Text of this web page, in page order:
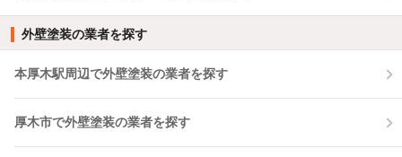
外壁塗装の業者を探す
本厚木駅周辺で外壁塗装の業者を探す
厚木市で外壁塗装の業者を探す